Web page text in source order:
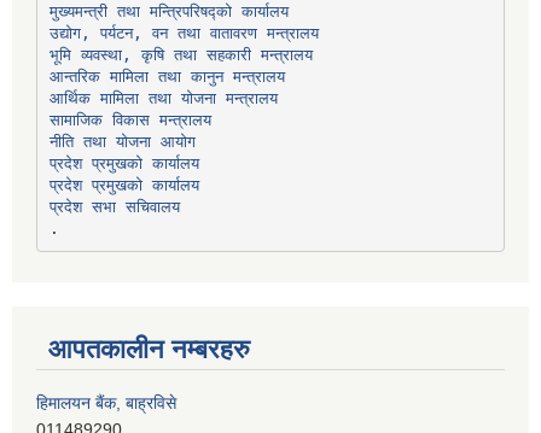
मुख्यमन्त्री तथा मन्त्रिपरिषद्को कार्यालय
उद्योग, पर्यटन, वन तथा वातावरण मन्त्रालय
भूमि व्यवस्था, कृषि तथा सहकारी मन्त्रालय
आन्तरिक मामिला तथा कानुन मन्त्रालय
आर्थिक मामिला तथा योजना मन्त्रालय
सामाजिक विकास मन्त्रालय
नीति तथा योजना आयोग
प्रदेश प्रमुखको कार्यालय
प्रदेश प्रमुखको कार्यालय
प्रदेश सभा सचिवालय
आपतकालीन नम्बरहरु
हिमालयन बैंक, बाह्रविसे